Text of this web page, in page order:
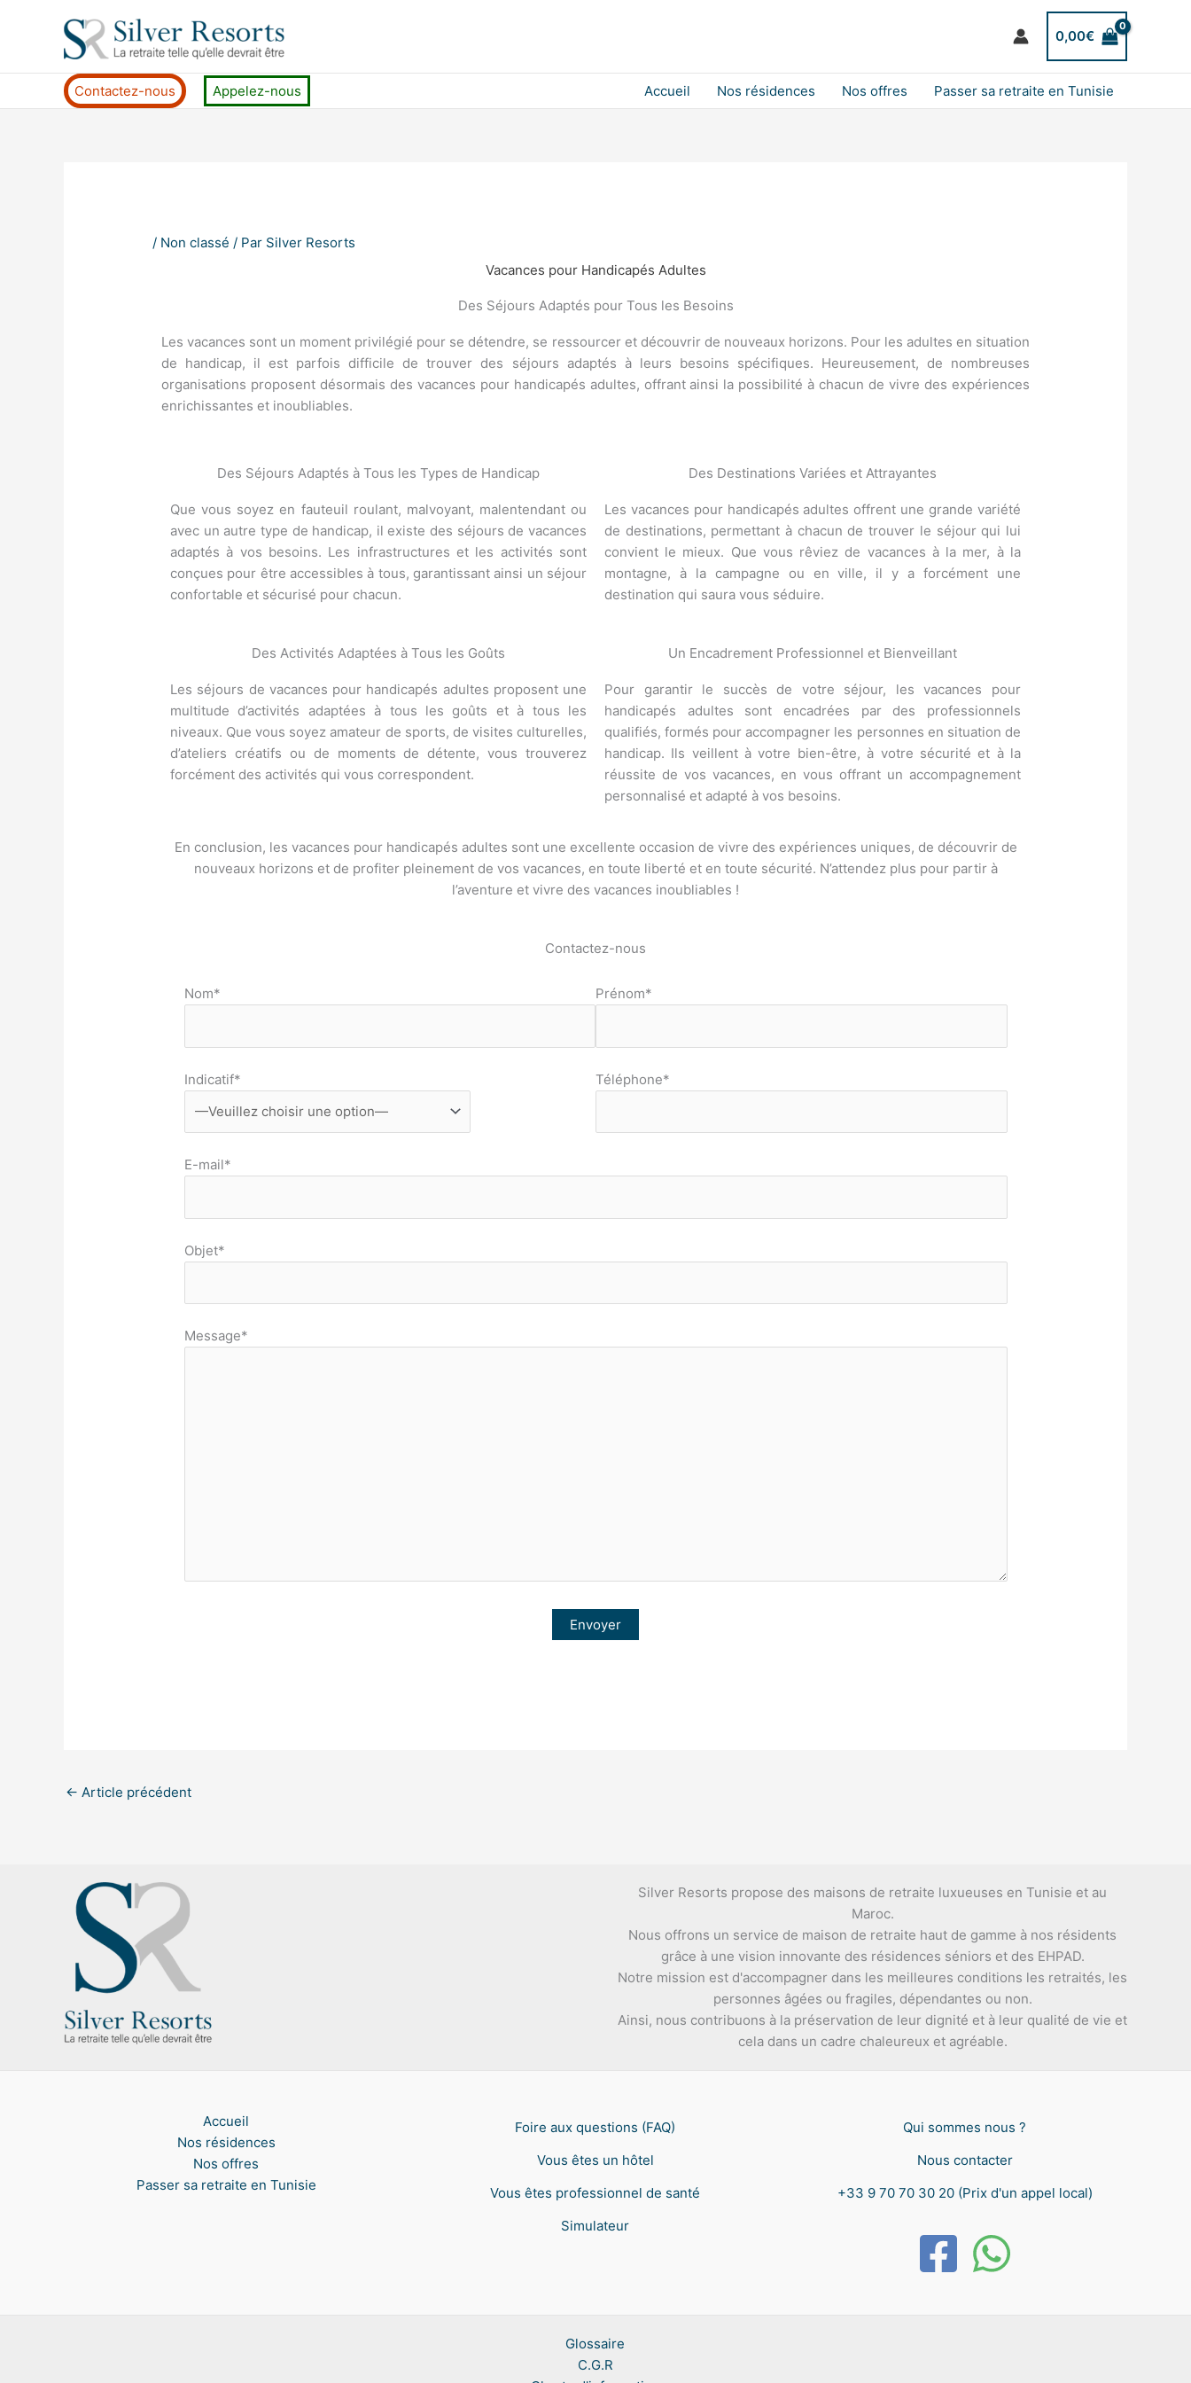
0,00€
Contactez-nous Appelez-nous Accueil Nos résidences Nos offres Passer sa retraite en Tunisie
/ Non classé / Par Silver Resorts
Vacances pour Handicapés Adultes
Des Séjours Adaptés pour Tous les Besoins
Les vacances sont un moment privilégié pour se détendre, se ressourcer et découvrir de nouveaux horizons. Pour les adultes en situation
de handicap, il est parfois difficile de trouver des séjours adaptés à leurs besoins spécifiques. Heureusement, de nombreuses
organisations proposent désormais des vacances pour handicapés adultes, offrant ainsi la possibilité à chacun de vivre des expériences
enrichissantes et inoubliables.
Des Séjours Adaptés à Tous les Types de Handicap
Que vous soyez en fauteuil roulant, malvoyant, malentendant ou
avec un autre type de handicap, il existe des séjours de vacances
adaptés à vos besoins. Les infrastructures et les activités sont
conçues pour être accessibles à tous, garantissant ainsi un séjour
confortable et sécurisé pour chacun.
Des Destinations Variées et Attrayantes
Les vacances pour handicapés adultes offrent une grande variété
de destinations, permettant à chacun de trouver le séjour qui lui
convient le mieux. Que vous rêviez de vacances à la mer, à la
montagne, à la campagne ou en ville, il y a forcément une
destination qui saura vous séduire.
Des Activités Adaptées à Tous les Goûts
Les séjours de vacances pour handicapés adultes proposent une
multitude d’activités adaptées à tous les goûts et à tous les
niveaux. Que vous soyez amateur de sports, de visites culturelles,
d’ateliers créatifs ou de moments de détente, vous trouverez
forcément des activités qui vous correspondent.
Un Encadrement Professionnel et Bienveillant
Pour garantir le succès de votre séjour, les vacances pour
handicapés adultes sont encadrées par des professionnels
qualifiés, formés pour accompagner les personnes en situation de
handicap. Ils veillent à votre bien-être, à votre sécurité et à la
réussite de vos vacances, en vous offrant un accompagnement
personnalisé et adapté à vos besoins.
En conclusion, les vacances pour handicapés adultes sont une excellente occasion de vivre des expériences uniques, de découvrir de
nouveaux horizons et de profiter pleinement de vos vacances, en toute liberté et en toute sécurité. N’attendez plus pour partir à
l’aventure et vivre des vacances inoubliables !
Contactez-nous
Nom* Prénom*
Indicatif* Téléphone*
E-mail*
Objet*
Message*
← Article précédent
Silver Resorts propose des maisons de retraite luxueuses en Tunisie et au
Maroc.
Nous offrons un service de maison de retraite haut de gamme à nos résidents
grâce à une vision innovante des résidences séniors et des EHPAD.
Notre mission est d'accompagner dans les meilleures conditions les retraités, les
personnes âgées ou fragiles, dépendantes ou non.
Ainsi, nous contribuons à la préservation de leur dignité et à leur qualité de vie et
cela dans un cadre chaleureux et agréable.
Accueil
Nos résidences
Nos offres
Passer sa retraite en Tunisie
Foire aux questions (FAQ)
Vous êtes un hôtel
Vous êtes professionnel de santé
Simulateur
Qui sommes nous ?
Nous contacter
+33 9 70 70 30 20 (Prix d'un appel local)
Glossaire
C.G.R